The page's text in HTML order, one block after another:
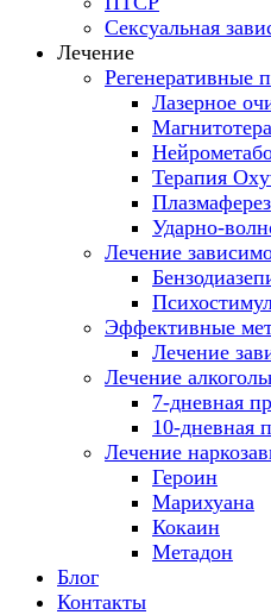
Сексуальная
Лечение
Регенеративные
Лазерное
Терапия
Плазмаферез
Ударно-
Лечение
Эффективные
Лечение
Лечение
7-дневная
10-дневная
Лечение
Героин
Марихуана
Кокаин
Метадон
Блог
Контакты